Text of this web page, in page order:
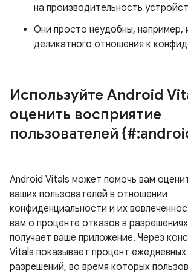
на производительность
Они просто неудобны, например,
деликатного отношения к
Используйте Android
оценить восприятие
пользователей
Android Vitals может помочь вам
ваших пользователей в отношении
конфиденциальности и их
вам о проценте отказов в
получает ваше приложение. Через
Vitals показывает процент
разрешений, во время которых